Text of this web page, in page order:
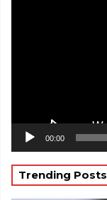
00:00
Trending Posts